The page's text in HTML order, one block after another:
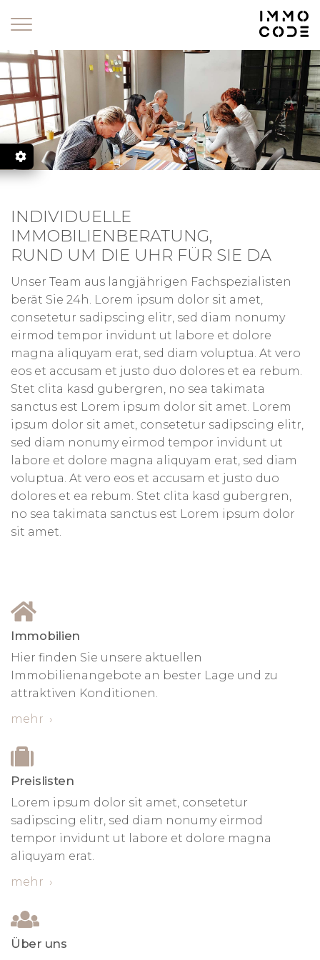
INDIVIDUELLE
IMMOBILIENBERATUNG,
RUND UM DIE UHR FÜR SIE DA
Unser Team aus langjährigen Fachspezialisten
berät Sie 24h. Lorem ipsum dolor sit amet,
consetetur sadipscing elitr, sed diam nonumy
eirmod tempor invidunt ut labore et dolore
magna aliquyam erat, sed diam voluptua. At vero
eos et accusam et justo duo dolores et ea rebum.
Stet clita kasd gubergren, no sea takimata
sanctus est Lorem ipsum dolor sit amet. Lorem
ipsum dolor sit amet, consetetur sadipscing elitr,
sed diam nonumy eirmod tempor invidunt ut
labore et dolore magna aliquyam erat, sed diam
voluptua. At vero eos et accusam et justo duo
dolores et ea rebum. Stet clita kasd gubergren,
no sea takimata sanctus est Lorem ipsum dolor
sit amet.
Immobilien
Hier finden Sie unsere aktuellen
Immobilienangebote an bester Lage und zu
attraktiven Konditionen.
mehr ›
Preislisten
Lorem ipsum dolor sit amet, consetetur
sadipscing elitr, sed diam nonumy eirmod
tempor invidunt ut labore et dolore magna
aliquyam erat.
mehr ›
Über uns